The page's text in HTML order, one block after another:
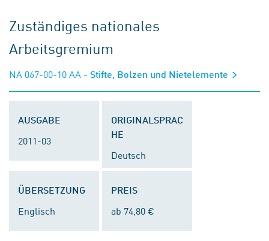
Zuständiges nationales
Arbeitsgremium
NA 067-00-10 AA - Stifte, Bolzen und Nietelemente
AUSGABE
2011-03
ORIGINALSPRAC
HE
Deutsch
ÜBERSETZUNG
Englisch
PREIS
ab 74,80 €